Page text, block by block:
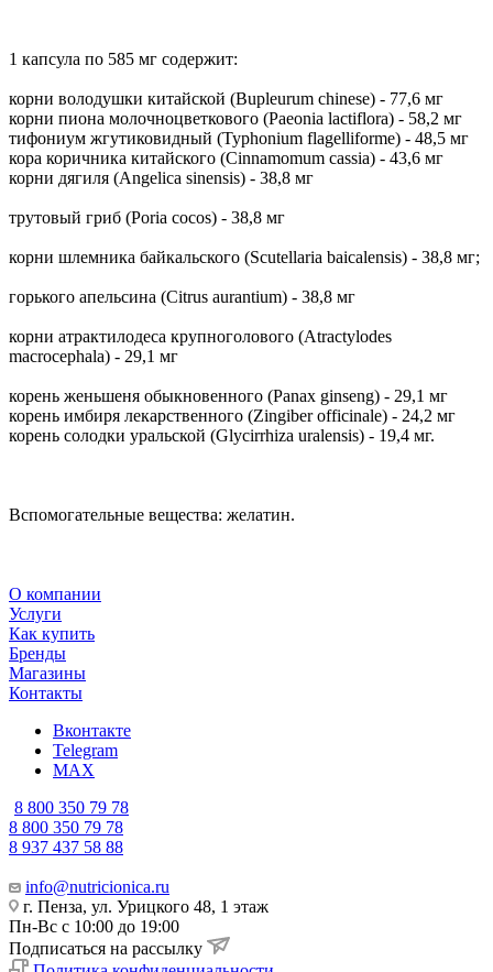
1 капсула по 585 мг содержит:
корни володушки китайской (Bupleurum chinese) - 77,6 мг
корни пиона молочноцветкового (Paeonia lactiflora) - 58,2 мг
тифониум жгутиковидный (Typhonium flagelliforme) - 48,5 мг
кора коричника китайского (Cinnamomum cassia) - 43,6 мг
корни дягиля (Angelica sinensis) - 38,8 мг
трутовый гриб (Poria cocos) - 38,8 мг
корни шлемника байкальского (Scutellaria baicalensis) - 38,8 мг;
горького апельсина (Citrus aurantium) - 38,8 мг
корни атрактилодеса крупноголового (Atractylodes
macrocеphala) - 29,1 мг
корень женьшеня обыкновенного (Panax ginseng) - 29,1 мг
корень имбиря лекарственного (Zingiber officinale) - 24,2 мг
корень солодки уральской (Glycirrhiza uralensis) - 19,4 мг.
Вспомогательные вещества: желатин.
О компании
Услуги
Как купить
Бренды
Магазины
Контакты
Вконтакте
Telegram
MAX
8 800 350 79 78
8 800 350 79 78
8 937 437 58 88
info@nutricionica.ru
г. Пенза, ул. Урицкого 48, 1 этаж
Пн-Вс с 10:00 до 19:00
Подписаться на рассылку